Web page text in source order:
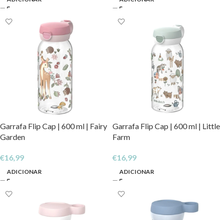
Garrafa Flip Cap | 600 ml | Fairy
Garden
€16,99
ADICIONAR
Garrafa Flip Cap | 600 ml | Little
Farm
€16,99
ADICIONAR